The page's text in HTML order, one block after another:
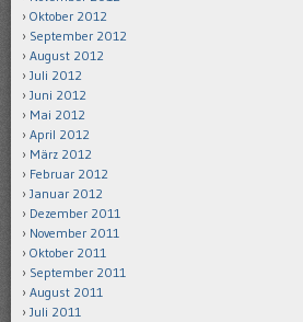
Oktober 2012
September 2012
August 2012
Juli 2012
Juni 2012
Mai 2012
April 2012
März 2012
Februar 2012
Januar 2012
Dezember 2011
November 2011
Oktober 2011
September 2011
August 2011
Juli 2011